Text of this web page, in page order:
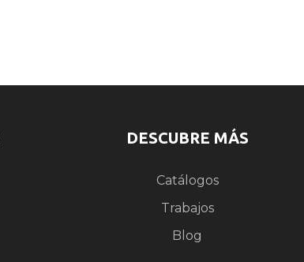
DESCUBRE MÁS
Catálogos
Trabajos
Blog